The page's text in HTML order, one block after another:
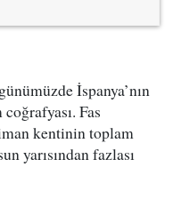
İspanya’nın
Fas
kentinin toplam
yarısından fazlası